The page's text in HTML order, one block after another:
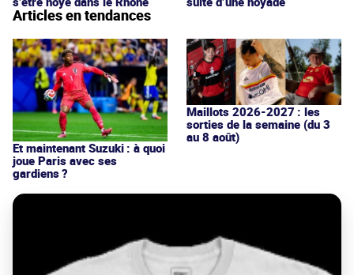
Articles en tendances
Et maintenant Suzuki : à quoi
joue Paris avec ses
gardiens ?
Maillots 2026-2027 : les
sorties de la semaine (du 3
au 8 août)